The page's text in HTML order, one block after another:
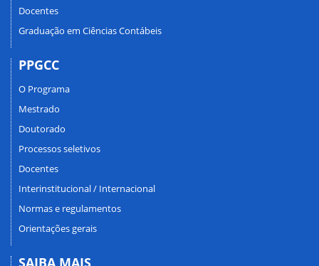
Docentes
Graduação em Ciências Contábeis
PPGCC
O Programa
Mestrado
Doutorado
Processos seletivos
Docentes
Interinstitucional / Internacional
Normas e regulamentos
Orientações gerais